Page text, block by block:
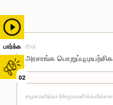
பார்க்க
02
குழு
சமூகமளித்தார்/சமூகமளிக்கவில்லை